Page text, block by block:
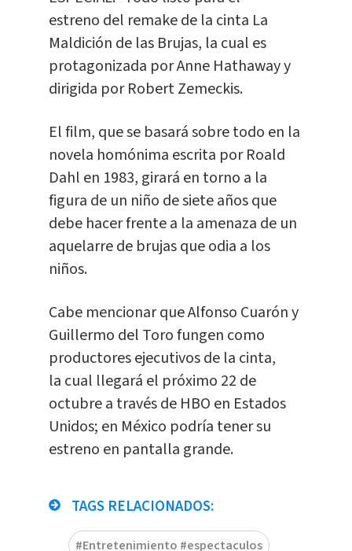
estreno del remake de la cinta La
Maldición de las Brujas, la cual es
protagonizada por Anne Hathaway y
dirigida por Robert Zemeckis.
El film, que se basará sobre todo en la
novela homónima escrita por Roald
Dahl en 1983, girará en torno a la
figura de un niño de siete años que
debe hacer frente a la amenaza de un
aquelarre de brujas que odia a los
niños.
Cabe mencionar que Alfonso Cuarón y
Guillermo del Toro fungen como
productores ejecutivos de la cinta,
la cual llegará el próximo 22 de
octubre a través de HBO en Estados
Unidos; en México podría tener su
estreno en pantalla grande.
TAGS RELACIONADOS:
#Entretenimiento #espectaculos